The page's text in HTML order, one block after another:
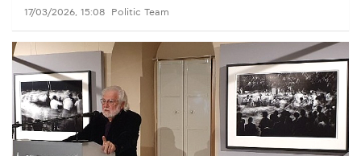
17/03/2026, 15:08 Politic Team